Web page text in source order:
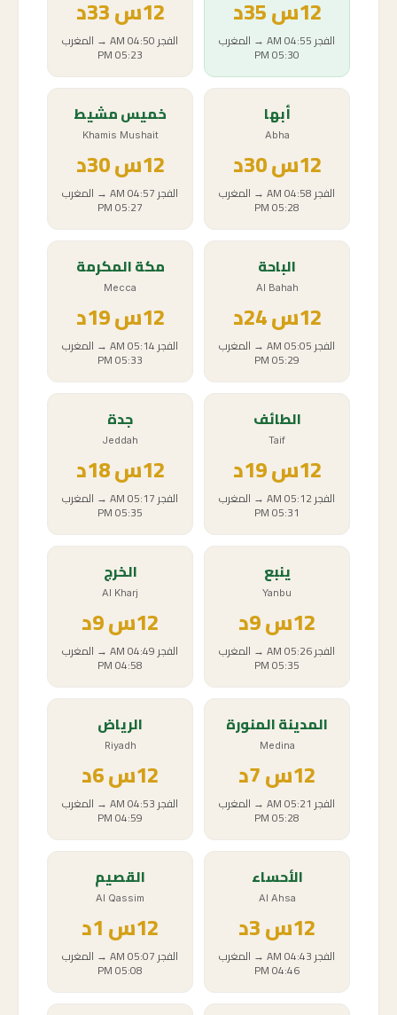
12س
الفجر04:55 AM
→ المغرب
05:30 PM
12س
الفجر04:50 AM
→ المغرب
05:23 PM
أبها
Abha
12س30د
الفجر04:58 AM
→ المغرب
05:28 PM
خميس مشيط
Khamis Mushait
12س30د
الفجر04:57 AM
→ المغرب
05:27 PM
الباحة
Al Bahah
12س24د
الفجر05:05 AM
→ المغرب
05:29 PM
مكة المكرمة
Mecca
12س19د
الفجر05:14 AM
→ المغرب
05:33 PM
الطائف
Taif
12س19د
الفجر05:12 AM
→ المغرب
05:31 PM
جدة
Jeddah
12س18د
الفجر05:17 AM
→ المغرب
05:35 PM
ينبع
Yanbu
12س
الفجر05:26 AM
→ المغرب
05:35 PM
الخرج
Al Kharj
12س
الفجر04:49 AM
→ المغرب
04:58 PM
المدينة المنورة
Medina
12س
الفجر 05:21 AM
→ المغرب
05:28 PM
الرياض
Riyadh
12س
الفجر04:53 AM
→ المغرب
04:59 PM
الأحساء
Al Ahsa
12س
الفجر04:43 AM
→ المغرب
04:46 PM
القصيم
Al Qassim
12س
الفجر05:07 AM
→ المغرب
05:08 PM